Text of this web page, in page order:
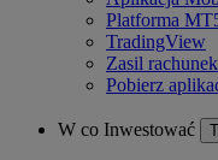
Platforma
TradingView
Zasil rachunek
Pobierz
W co Inwestować